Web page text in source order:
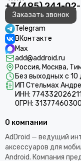
+7 (495) 241-
Заказать звонок
Telegram
ВКонтакте
Max
add@addroid.ru
Россия, Москва,
Без выходных с 10
ИП Стельмах
ИНН: 774332026211
ОГРН:
О компании
AdDroid — ведущий
аксессуаров для
Android. Компания